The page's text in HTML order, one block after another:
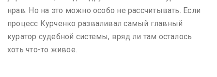
нрав. Но на это можно особо не рассчитывать. Если
процесс Курченко разваливал самый главный
куратор судебной системы, вряд ли там осталось
хоть что-то живое.